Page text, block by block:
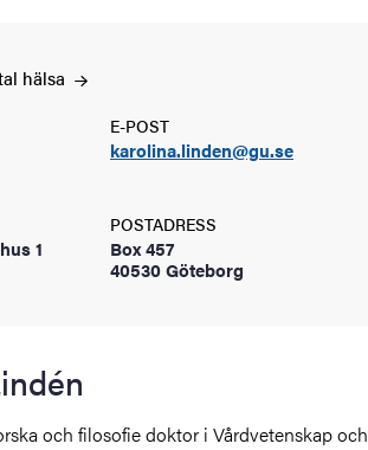
hälsa
E-POST
karolina.linden@gu.se
1
POSTADRESS
Box 457
40530 Göteborg
och filosofie doktor i Vårdvetenskap och